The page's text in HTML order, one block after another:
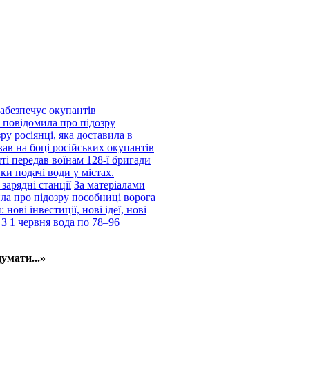
окупантів
про підозру
росіянці, яка доставила в
на боці російських окупантів
передав воїнам 128-ї бригади
подачі води у містах.
станції За матеріалами
про підозру пособниці ворога
інвестиції, нові ідеї, нові
З 1 червня вода по 78–96